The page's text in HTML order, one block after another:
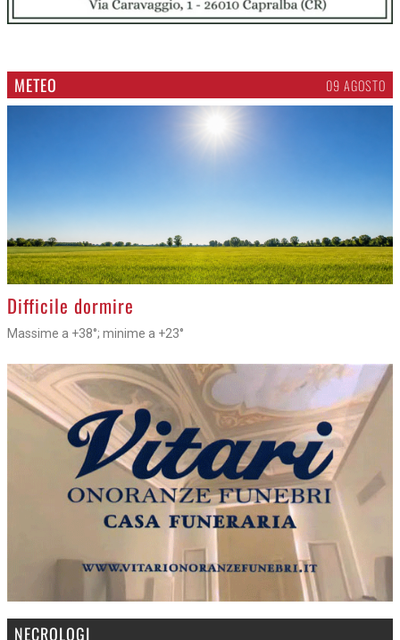
METEO 09 AGOSTO
>
Difficile dormire
Massime a +38°; minime a +23°
NECROLOGI